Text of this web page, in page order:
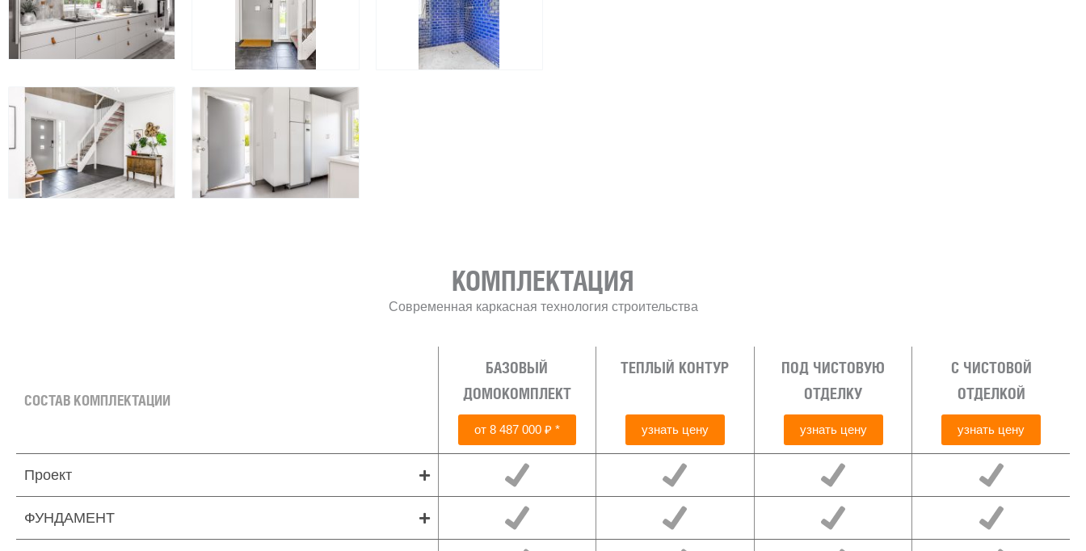
КОМПЛЕКТАЦИЯ
Современная каркасная технология строительства
СОСТАВ КОМПЛЕКТАЦИИ
БАЗОВЫЙ
ДОМОКОМПЛЕКТ
от 8 487 000 ₽ *
ТЕПЛЫЙ КОНТУР
узнать цену
ПОД ЧИСТОВУЮ
ОТДЕЛКУ
узнать цену
С ЧИСТОВОЙ
ОТДЕЛКОЙ
узнать цену
Проект
ФУНДАМЕНТ